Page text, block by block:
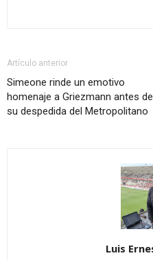
Artículo anterior
Simeone rinde un emotivo
homenaje a Griezmann antes de
su despedida del Metropolitano
Luis